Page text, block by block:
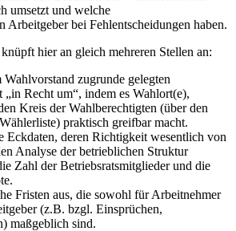
umsetzt und welche
Arbeitgeber bei Fehlentscheidungen haben.
hier an gleich mehreren Stellen an:
Wahlvorstand zugrunde gelegten
„in Recht um“, indem es Wahlort(e),
Kreis der Wahlberechtigten (über den
praktisch greifbar macht.
Eckdaten, deren Richtigkeit wesentlich von
Analyse der betrieblichen Struktur
Zahl der Betriebsratsmitglieder und die
Fristen aus, die sowohl für Arbeitnehmer
(z.B. bzgl. Einsprüchen,
maßgeblich sind.